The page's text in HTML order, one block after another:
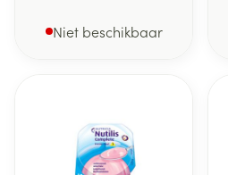
Niet beschikbaar